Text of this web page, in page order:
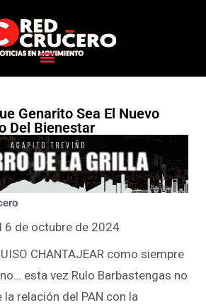
Genarito Sea El Nuevo
Del Bienestar
6 de octubre de 2024
CHANTAJEAR como siempre
esta vez Rulo Barbastengas no
relación del PAN con la